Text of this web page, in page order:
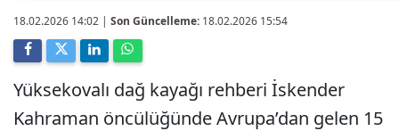
18.02.2026 14:02 | Son Güncelleme: 18.02.2026 15:54
Yüksekovalı dağ kayağı rehberi İskender
Kahraman öncülüğünde Avrupa’dan gelen 15